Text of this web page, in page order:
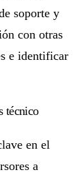
soporte y
con otras
e identificar
técnico
en el
a